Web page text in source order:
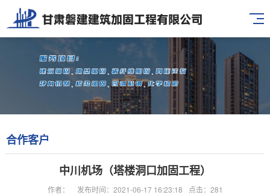
合作客户
中川机场（塔楼洞口加固工程）
作者： 发布时间：2021-06-17 16:23:18 点击：281